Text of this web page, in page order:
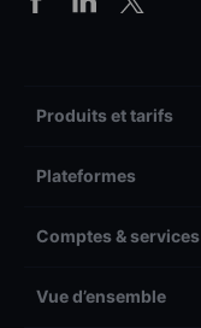
Produits et tarifs
Plateformes
Comptes & services
Vue d’ensemble